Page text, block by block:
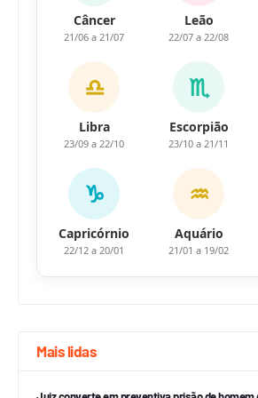
Câncer
21/06 a 21/07
Leão
22/07 a 22/08
♎
Libra
23/09 a 22/10
♏
Escorpião
23/10 a 21/11
♑
Capricórnio
22/12 a 20/01
♒
Aquário
21/01 a 19/02
Mais lidas